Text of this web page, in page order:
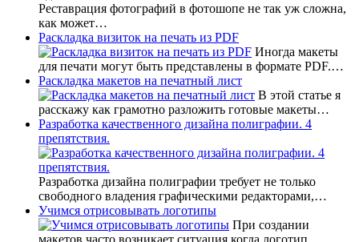
Реставрация фотографий в фотошопе не так уж сложна,
как может…
Раскладка визиток на печать из PDF
Иногда макеты
для печати могут быть представлены в формате PDF.…
Раскладка макетов на печатный лист
В этой статье я
расскажу как грамотно разложить готовые макеты…
Разработка качественного дизайна полиграфии. 4
препятствия.
Разработка дизайна полиграфии требует не только
свободного владения графическими редакторами,…
Учимся отрисовывать логотипы
При создании
макетов часто возникает ситуация когда логотип